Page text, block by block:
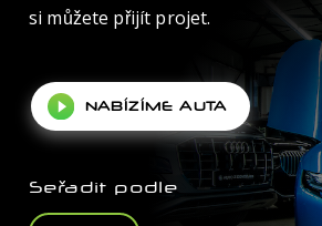
KARIÉRA
AUTOSERVIS
si můžete přijít projet.
NABÍZÍME AUTA
Seřadit podle